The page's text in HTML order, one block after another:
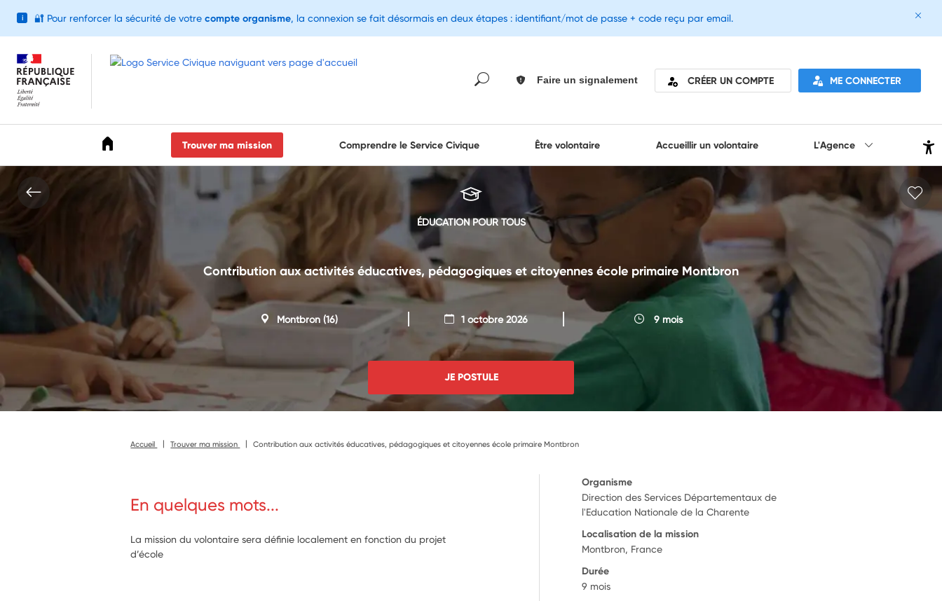
Faire un signalement CRÉER UN COMPTE ME CONNECTER
Trouver ma mission Comprendre le Service Civique Être volontaire Accueillir un volontaire L'Agence
ÉDUCATION POUR TOUS
Contribution aux activités éducatives, pédagogiques et citoyennes école primaire Montbron
Montbron(16) 1 octobre 2026 9 mois
JE POSTULE
Accueil Trouver ma mission Contribution aux activités éducatives, pédagogiques et citoyennes école primaire Montbron
En quelques mots...
La mission du volontaire sera définie localement en fonction du projet
d’école
Organisme
Direction des Services Départementaux de
l'Education Nationale de la Charente
Localisation de la mission
Montbron, France
Durée
9 mois
i 🔐 Pour renforcer la sécurité de votre compte organisme, la connexion se fait désormais en deux étapes : identifiant/mot de passe + code reçu par email.